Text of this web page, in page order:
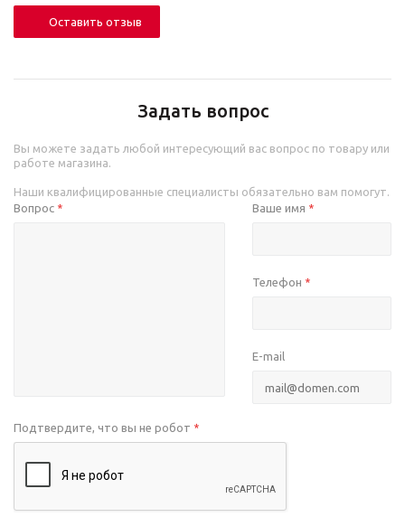
Оставить отзыв
Задать вопрос
Вы можете задать любой интересующий вас вопрос по товару или
работе магазина.
Наши квалифицированные специалисты обязательно вам помогут.
Вопрос * Ваше имя *
Телефон *
E-mail
Подтвердите, что вы не робот *